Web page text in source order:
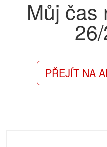
Můj čas
PŘEJÍT NA